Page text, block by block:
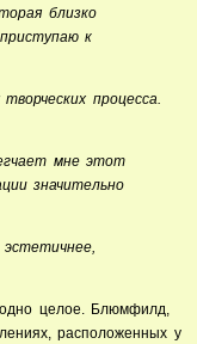
близко
к
процесса.
мне этот
значительно
одно целое. Блюмфилд,
расположенных у